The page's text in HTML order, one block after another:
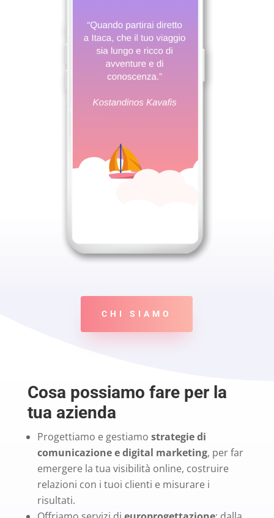
CHI SIAMO
Cosa possiamo fare per la
tua azienda
Progettiamo e gestiamo strategie di
comunicazione e digital marketing, per far
emergere la tua visibilità online, costruire
relazioni con i tuoi clienti e misurare i
risultati.